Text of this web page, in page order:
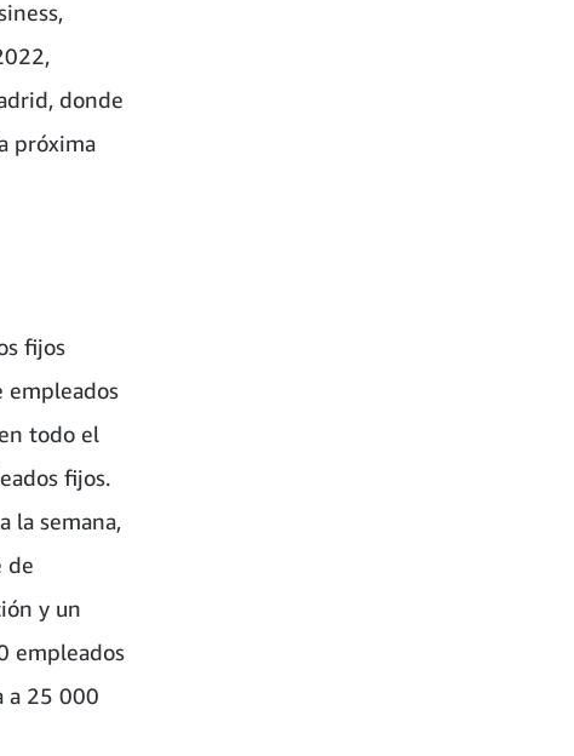
donde
próxima
fijos
empleados
todo el
fijos.
la semana,
de
y un
empleados
a 25 000